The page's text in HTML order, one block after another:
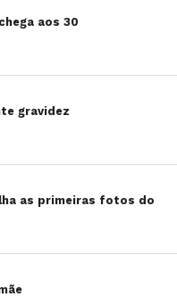
aos 30
gravidez
as primeiras fotos do